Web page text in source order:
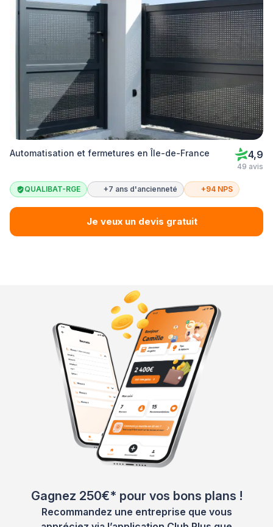
Automatisation et fermetures en Île-de-France 4,9
49 avis
QUALIBAT-RGE +7 ans d'ancienneté +94 NPS
Je veux un devis gratuit
Gagnez 250€* pour vos bons plans !
Recommandez une entreprise que vous